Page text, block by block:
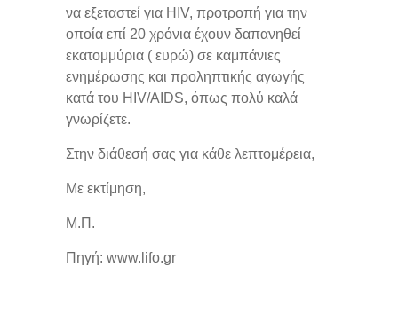
να εξεταστεί για HIV, προτροπή για την
οποία επί 20 χρόνια έχουν δαπανηθεί
εκατομμύρια ( ευρώ) σε καμπάνιες
ενημέρωσης και προληπτικής αγωγής
κατά του ΗΙV/AIDS, όπως πολύ καλά
γνωρίζετε.
Στην διάθεσή σας για κάθε λεπτομέρεια,
Με εκτίμηση,
Μ.Π.
Πηγή: www.lifo.gr